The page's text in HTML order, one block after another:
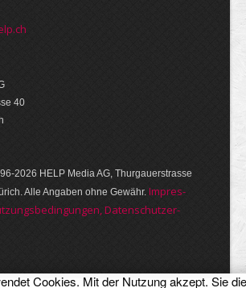
40
2026 HELP Media AG, Thurgauer­strasse
Alle Angaben ohne Gewähr. Im­pres­
Daten­schutz­er­
Cookies. Mit der Nutzung akzept. Sie die